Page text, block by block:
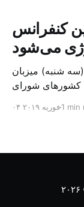
کنفرانس
می‌شود
شنبه) میزبان
کشورهای شورای
این کنفرانس
۰۴ فوریه ۲۰۱۹1 min